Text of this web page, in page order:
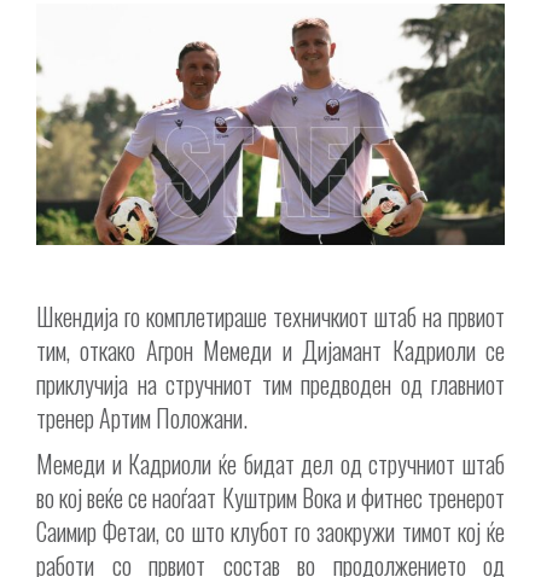
Шкендија го комплетираше техничкиот штаб на првиот
тим, откако Агрон Мемеди и Дијамант Кадриоли се
приклучија на стручниот тим предводен од главниот
тренер Артим Положани.
Мемеди и Кадриоли ќе бидат дел од стручниот штаб
во кој веќе се наоѓаат Куштрим Вока и фитнес тренерот
Саимир Фетаи, со што клубот го заокружи тимот кој ќе
работи со првиот состав во продолжението од